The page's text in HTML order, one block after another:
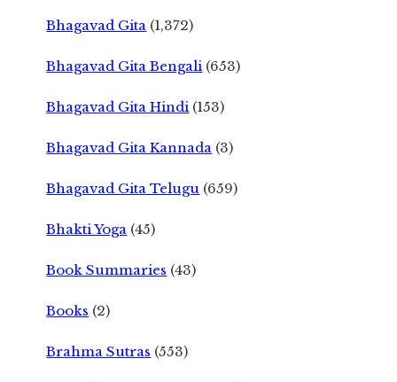
Bhagavad Gita (1,372)
Bhagavad Gita Bengali (653)
Bhagavad Gita Hindi (153)
Bhagavad Gita Kannada (3)
Bhagavad Gita Telugu (659)
Bhakti Yoga (45)
Book Summaries (43)
Books (2)
Brahma Sutras (553)